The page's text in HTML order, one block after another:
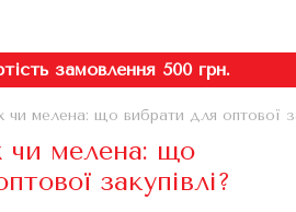
замовлення 500 грн.
чи мелена: що вибрати для оптової
чи мелена: що
закупівлі?